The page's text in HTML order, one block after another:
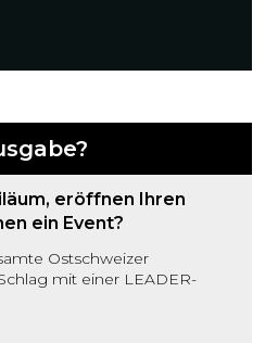
eröffnen Ihren
ein Event?
Ostschweizer
mit einer LEADER-